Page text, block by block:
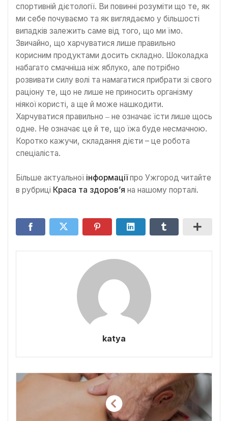
спортивній дієтології. Ви повинні розуміти що те, як
ми себе почуваємо та як виглядаємо у більшості
випадків залежить саме від того, що ми їмо.
Звичайно, що харчуватися лише правильно
корисним продуктами досить складно. Шоколадка
набагато смачніша ніж яблуко, але потрібно
розвивати силу волі та намагатися прибрати зі свого
раціону те, що не лише не приносить організму
ніякої користі, а ще й може нашкодити.
Харчуватися правильно ‒ не означає їсти лише щось
одне. Не означає це й те, що їжа буде несмачною.
Коротко кажучи, складання дієти – це робота
спеціаліста.
Більше актуальної інформаціїпро Ужгород читайте
в рубриці Краса та здоров’я на нашому порталі.
katya